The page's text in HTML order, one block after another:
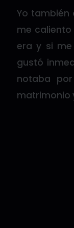
Yo también
me
era y si
gustó
notaba
matrimonio